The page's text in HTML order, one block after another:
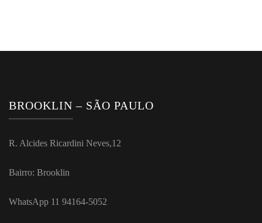
BROOKLIN – SÃO PAULO
R. Alcides Ricardini Neves,12
Bairro: Brooklin
WhatsApp 11 94164-5052